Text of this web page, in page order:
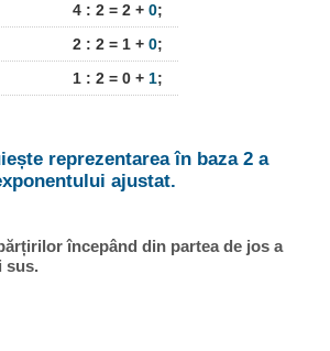
4 : 2 = 2 + 0;
2 : 2 = 1 + 0;
1 : 2 = 0 + 1;
reprezentarea în baza 2 a
ajustat.
începând din partea de jos a
sus.